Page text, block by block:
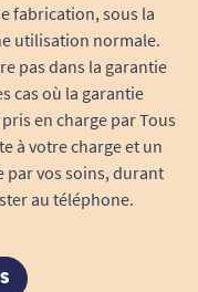
fabrication, sous la
utilisation normale.
pas dans la garantie
cas où la garantie
en charge par Tous
à votre charge et un
par vos soins, durant
au téléphone.